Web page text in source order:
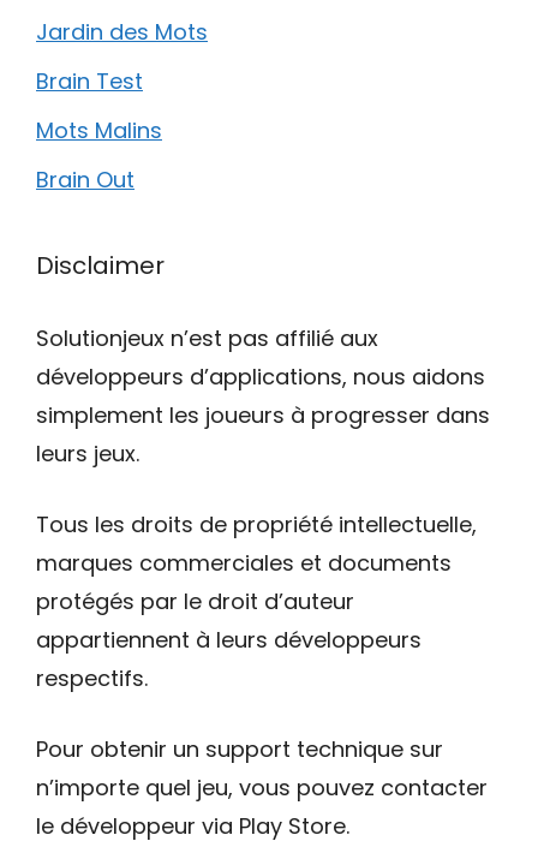
Jardin des Mots
Brain Test
Mots Malins
Brain Out
Disclaimer
Solutionjeux n’est pas affilié aux
développeurs d’applications, nous aidons
simplement les joueurs à progresser dans
leurs jeux.
Tous les droits de propriété intellectuelle,
marques commerciales et documents
protégés par le droit d’auteur
appartiennent à leurs développeurs
respectifs.
Pour obtenir un support technique sur
n’importe quel jeu, vous pouvez contacter
le développeur via Play Store.